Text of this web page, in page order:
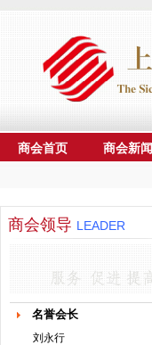
商会首页 商会新闻
商会领导 LEADER
名誉会长
刘永行